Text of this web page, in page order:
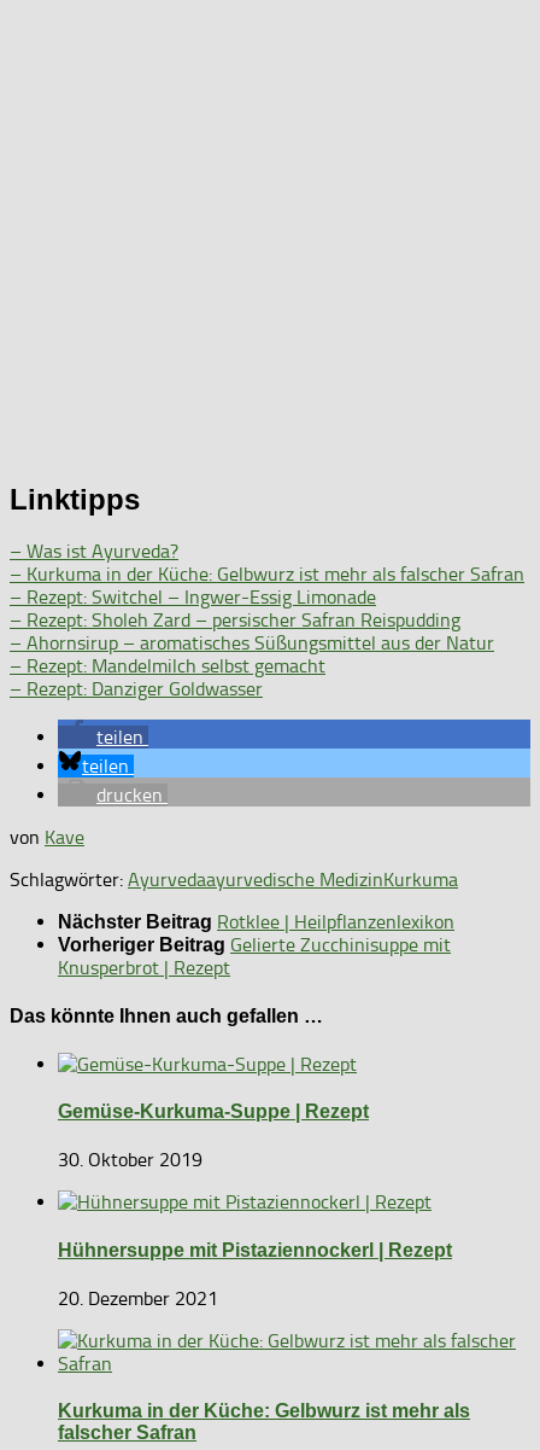
Linktipps
– Was ist Ayurveda?
– Kurkuma in der Küche: Gelbwurz ist mehr als falscher Safran
– Rezept: Switchel – Ingwer-Essig Limonade
– Rezept: Sholeh Zard – persischer Safran Reispudding
– Ahornsirup – aromatisches Süßungsmittel aus der Natur
– Rezept: Mandelmilch selbst gemacht
– Rezept: Danziger Goldwasser
teilen
teilen
drucken
von Kave
Schlagwörter: Ayurvedaayurvedische MedizinKurkuma
Nächster Beitrag Rotklee | Heilpflanzenlexikon
Vorheriger Beitrag Gelierte Zucchinisuppe mit
Knusperbrot | Rezept
Das könnte Ihnen auch gefallen …
Gemüse-Kurkuma-Suppe | Rezept
30. Oktober 2019
Hühnersuppe mit Pistaziennockerl | Rezept
20. Dezember 2021
Kurkuma in der Küche: Gelbwurz ist mehr als
falscher Safran